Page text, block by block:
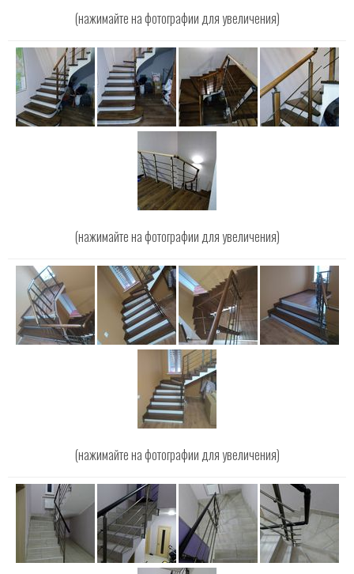
(нажимайте на фотографии для увеличения)
(нажимайте на фотографии для увеличения)
(нажимайте на фотографии для увеличения)